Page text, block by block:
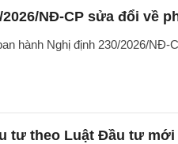
NĐ-CP sửa đổi về
hành Nghị định 230/2026/
tư theo Luật Đầu tư mới